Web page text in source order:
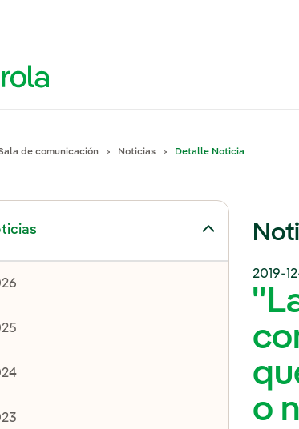
de comunicación Noticias Detalle Noticia
Alternar el submenú para Noticias
2019-
o